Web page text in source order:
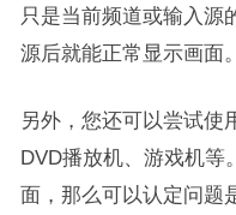
只是当前频道或输入源
源后就能正常显示画面。
另外，您还可以尝试使
DVD播放机、游戏机等
面，那么可以认定问题